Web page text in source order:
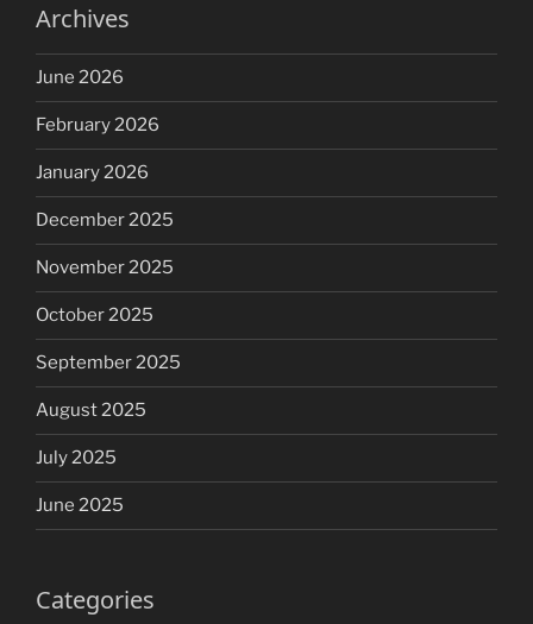
Archives
June 2026
February 2026
January 2026
December 2025
November 2025
October 2025
September 2025
August 2025
July 2025
June 2025
Categories